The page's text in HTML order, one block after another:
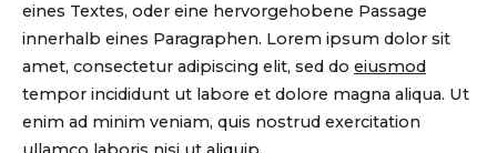
eines Textes, oder eine hervorgehobene Passage
innerhalb eines Paragraphen. Lorem ipsum dolor sit
amet, consectetur adipiscing elit, sed do eiusmod
tempor incididunt ut labore et dolore magna aliqua. Ut
enim ad minim veniam, quis nostrud exercitation